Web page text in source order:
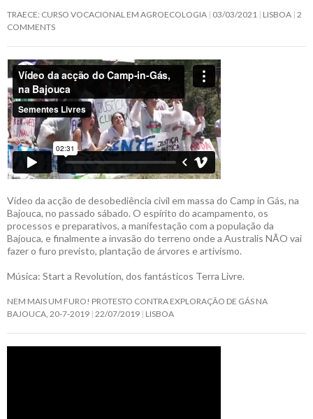
TRAECE: CURSO VOCACIONAL EM AGROECOLOGIA 03/03/2021 LISBOA 2
COMMENTS
Vídeo da acção de desobediência civil em massa do Camp in Gás, na
Bajouca, no passado sábado. O espírito do acampamento, os
processos e preparativos, a manifestação com a população da
Bajouca, e finalmente a invasão do terreno onde a Australis NÃO vai
fazer o furo previsto, plantação de árvores e artivismo.
Música: Start a Revolution, dos fantásticos Terra Livre.
NEM MAIS UM FURO! PROTESTO CONTRA EXPLORAÇÃO DE GÁS NA
BAJOUCA, 20-7-2019 22/07/2019 LISBOA